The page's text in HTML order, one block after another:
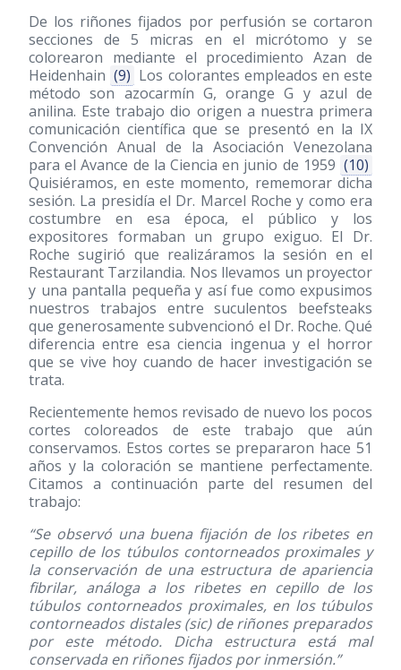
De los riñones fijados por perfusión se cortaron
secciones de 5 micras en el micrótomo y se
colorearon mediante el procedimiento Azan de
Heidenhain (9) Los colorantes empleados en este
método son azocarmín G, orange G y azul de
anilina. Este trabajo dio origen a nuestra primera
comunicación científica que se presentó en la IX
Convención Anual de la Asociación Venezolana
para el Avance de la Ciencia en junio de 1959 (10)
Quisiéramos, en este momento, rememorar dicha
sesión. La presidía el Dr. Marcel Roche y como era
costumbre en esa época, el público y los
expositores formaban un grupo exiguo. El Dr.
Roche sugirió que realizáramos la sesión en el
Restaurant Tarzilandia. Nos llevamos un proyector
y una pantalla pequeña y así fue como expusimos
nuestros trabajos entre suculentos beefsteaks
que generosamente subvencionó el Dr. Roche. Qué
diferencia entre esa ciencia ingenua y el horror
que se vive hoy cuando de hacer investigación se
trata.
Recientemente hemos revisado de nuevo los pocos
cortes coloreados de este trabajo que aún
conservamos. Estos cortes se prepararon hace 51
años y la coloración se mantiene perfectamente.
Citamos a continuación parte del resumen del
trabajo:
“Se observó una buena fijación de los ribetes en
cepillo de los túbulos contorneados proximales y
la conservación de una estructura de apariencia
fibrilar, análoga a los ribetes en cepillo de los
túbulos contorneados proximales, en los túbulos
contorneados distales (sic) de riñones preparados
por este método. Dicha estructura está mal
conservada en riñones fijados por inmersión.”